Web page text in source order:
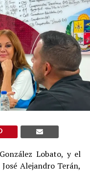
Lobato, y el
Alejandro Terán,